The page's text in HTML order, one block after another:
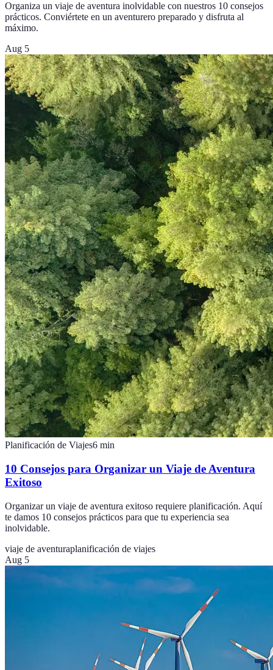
Organiza un viaje de aventura inolvidable con nuestros 10 consejos
prácticos. Conviértete en un aventurero preparado y disfruta al
máximo.
Aug 5
Planificación de Viajes6 min
10 Consejos para Organizar un Viaje de Aventura
Exitoso
Organizar un viaje de aventura exitoso requiere planificación. Aquí
te damos 10 consejos prácticos para que tu experiencia sea
inolvidable.
viaje de aventuraplanificación de viajes
Aug 5